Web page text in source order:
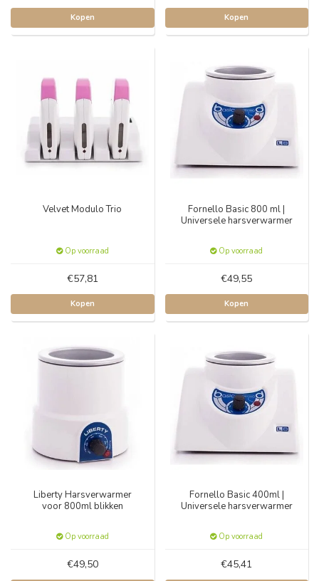
Kopen Kopen
Velvet Modulo Trio
Op voorraad
€57,81
Kopen
Fornello Basic 800 ml |
Universele harsverwarmer
Op voorraad
€49,55
Kopen
Liberty Harsverwarmer
voor 800ml blikken
Op voorraad
€49,50
Fornello Basic 400ml |
Universele harsverwarmer
Op voorraad
€45,41